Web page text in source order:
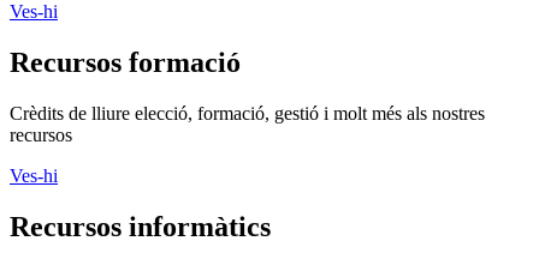
Ves-hi
Recursos formació
Crèdits de lliure elecció, formació, gestió i molt més als nostres
recursos
Ves-hi
Recursos informàtics